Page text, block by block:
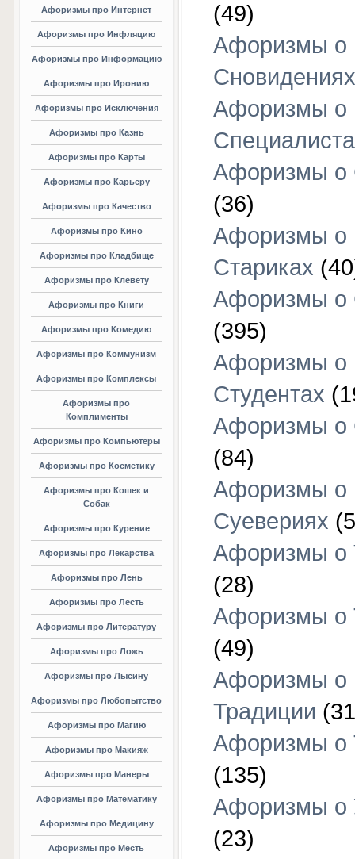
Афоризмы про Интернет
Афоризмы про Инфляцию
Афоризмы про Информацию
Афоризмы про Иронию
Афоризмы про Исключения
Афоризмы про Казнь
Афоризмы про Карты
Афоризмы про Карьеру
Афоризмы про Качество
Афоризмы про Кино
Афоризмы про Кладбище
Афоризмы про Клевету
Афоризмы про Книги
Афоризмы про Комедию
Афоризмы про Коммунизм
Афоризмы про Комплексы
Афоризмы про
Комплименты
Афоризмы про Компьютеры
Афоризмы про Косметику
Афоризмы про Кошек и
Собак
Афоризмы про Курение
Афоризмы про Лекарства
Афоризмы про Лень
Афоризмы про Лесть
Афоризмы про Литературу
Афоризмы про Ложь
Афоризмы про Лысину
Афоризмы про Любопытство
Афоризмы про Магию
Афоризмы про Макияж
Афоризмы про Манеры
Афоризмы про Математику
Афоризмы про Медицину
Афоризмы про Месть
(49)
Афоризмы о
Сновидениях
Афоризмы о
Афоризмы о
(36)
Афоризмы о
Стариках
Афоризмы о
(395)
Афоризмы о
Студентах
Афоризмы о
(84)
Афоризмы о
Суевериях
Афоризмы о
(28)
Афоризмы о
(49)
Афоризмы о
Традиции
Афоризмы о
(135)
Афоризмы о
(23)